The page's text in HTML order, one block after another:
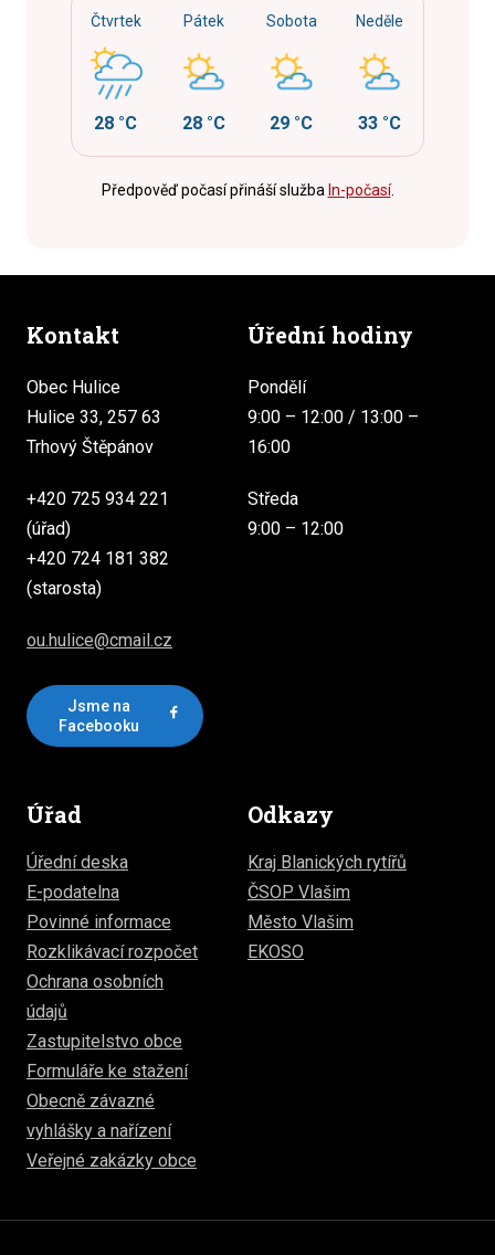
Čtvrtek
28 °C
Pátek
28 °C
Sobota
29 °C
Neděle
33 °C
Předpověď počasí přináší služba In-počasí.
Kontakt
Obec Hulice
Hulice 33, 257 63
Trhový Štěpánov
+420 725 934 221
(úřad)
+420 724 181 382
(starosta)
ou.hulice@cmail.cz
Jsme na
Facebooku
Úřední hodiny
Pondělí
9:00 – 12:00 / 13:00 –
16:00
Středa
9:00 – 12:00
Úřad
Úřední deska
E-podatelna
Povinné informace
Rozklikávací rozpočet
Ochrana osobních
údajů
Zastupitelstvo obce
Formuláře ke stažení
Obecně závazné
vyhlášky a nařízení
Veřejné zakázky obce
Odkazy
Kraj Blanických rytířů
ČSOP Vlašim
Město Vlašim
EKOSO